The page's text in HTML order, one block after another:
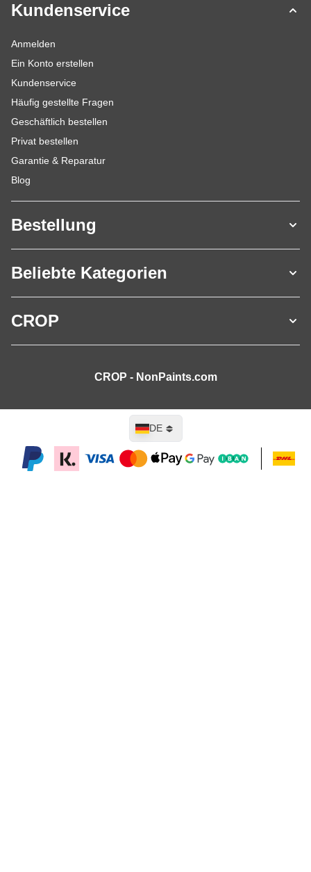
Kundenservice
Anmelden
Ein Konto erstellen
Kundenservice
Häufig gestellte Fragen
Geschäftlich bestellen
Privat bestellen
Garantie & Reparatur
Blog
Bestellung
Beliebte Kategorien
CROP
CROP - NonPaints.com
Sprache
DE